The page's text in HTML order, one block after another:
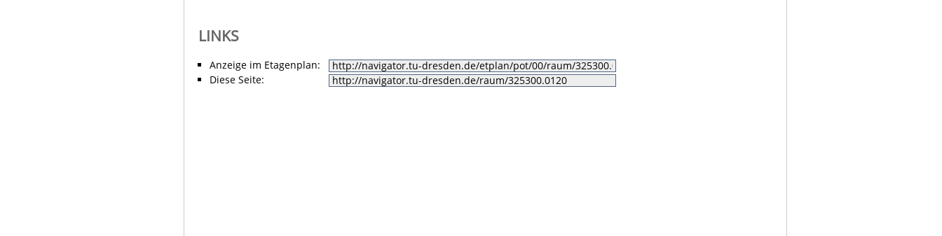
LINKS
Anzeige im Etagenplan:
Diese Seite: